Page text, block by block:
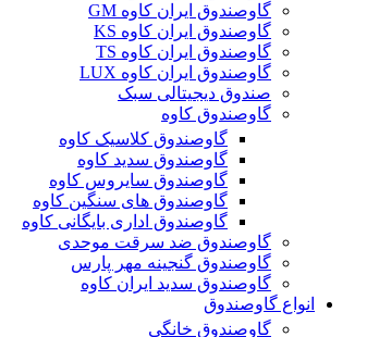
گاوصندوق ایران کاوه GM
گاوصندوق ایران کاوه KS
گاوصندوق ایران کاوه TS
گاوصندوق ایران کاوه LUX
صندوق دیجیتالی سبک
گاوصندوق کاوه
گاوصندوق کلاسیک کاوه
گاوصندوق سدید کاوه
گاوصندوق سایروس کاوه
گاوصندوق های سنگین کاوه
گاوصندوق اداری بایگانی کاوه
گاوصندوق ضد سرقت موحدی
گاوصندوق گنجینه مهر پارس
گاوصندوق سدید ایران کاوه
انواع گاوصندوق
گاوصندوق خانگی